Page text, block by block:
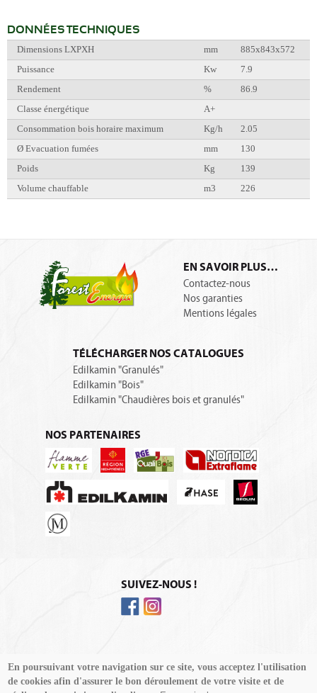
DONNÉES TECHNIQUES
Dimensions LXPXH mm
885x843x572
Puissance
Kw
7.9
Rendement
%
86.9
Classe énergétique
A+
Consommation bois horaire maximum
Kg/h
2.05
Ø Evacuation fumées
mm
130
Poids
Kg
139
Volume chauffable
m3 226
EN SAVOIR PLUS…
Contactez-nous
Nos garanties
Mentions légales
TÉLÉCHARGER NOS CATALOGUES
Edilkamin "Granulés"
Edilkamin "Bois"
Edilkamin "Chaudières bois et granulés"
NOS PARTENAIRES
SUIVEZ-NOUS !
© Forest Energie - Tous droits réservés
Se connecter
En poursuivant votre navigation sur ce site, vous acceptez l'utilisation
de cookies afin d'assurer le bon déroulement de votre visite et de